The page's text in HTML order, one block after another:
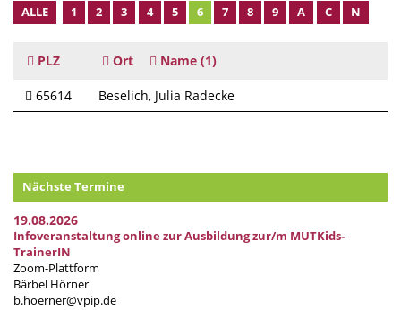
ALLE 1 2 3 4 5 6 7 8 9 A C N
PLZ Ort Name (1)
65614 Beselich Julia Radecke
Nächste Termine
19.08.2026
Infoveranstaltung online zur Ausbildung zur/m MUTKids-
TrainerIN
Zoom-Plattform
Bärbel Hörner
b.hoerner@vpip.de